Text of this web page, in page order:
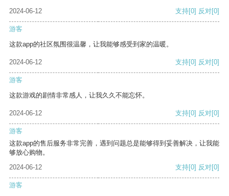
2024-06-12 支持[0] 反对[0]
游客
这款app的社区氛围很温馨，让我能够感受到家的温暖。
2024-06-12 支持[0] 反对[0]
游客
这款游戏的剧情非常感人，让我久久不能忘怀。
2024-06-12 支持[0] 反对[0]
游客
这款app的售后服务非常完善，遇到问题总是能够得到妥善解决，让我能
够放心购物。
2024-06-12
支持[0] 反对[0]
游客